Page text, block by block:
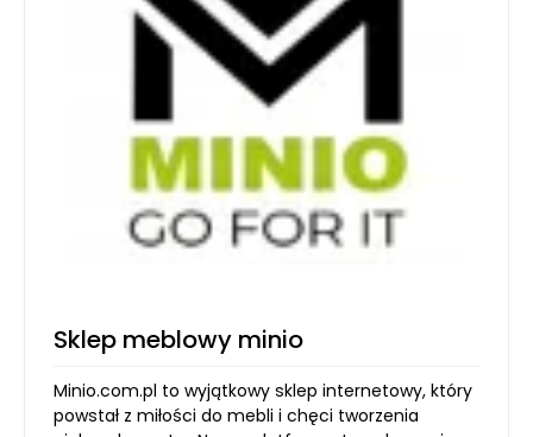
Sklep meblowy minio
Minio.com.pl to wyjątkowy sklep internetowy, który
powstał z miłości do mebli i chęci tworzenia